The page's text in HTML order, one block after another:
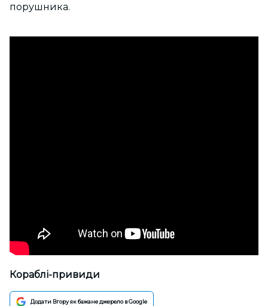
порушника.
Кораблі-привиди
Додати Вгору як бажане джерело в Google